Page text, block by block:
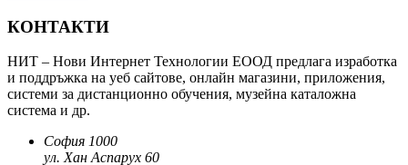
КОНТАКТИ
НИТ – Нови Интернет Технологии ЕООД предлага изработка
и поддръжка на уеб сайтове, онлайн магазини, приложения,
системи за дистанционно обучения, музейна каталожна
система и др.
София 1000
ул. Хан Аспарух 60